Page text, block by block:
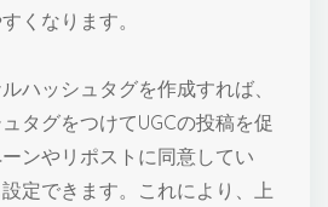
くなります。
ハッシュタグを作成すれば、
タグをつけてUGCの投稿を促
ンやリポストに同意してい
定できます。これにより、上